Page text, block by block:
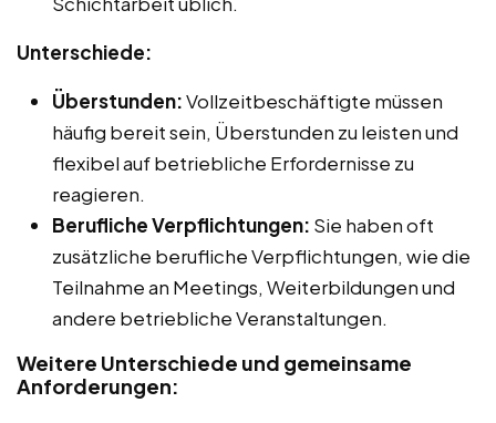
Unterschiede:
Überstunden:Vollzeitbeschäftigte müssen
häufig bereit sein, Überstunden zu leisten und
flexibel auf betriebliche Erfordernisse zu
reagieren.
Berufliche Verpflichtungen: Sie haben oft
zusätzliche berufliche Verpflichtungen, wie die
Teilnahme an Meetings, Weiterbildungen und
andere betriebliche Veranstaltungen.
Weitere Unterschiede und gemeinsame
Anforderungen: